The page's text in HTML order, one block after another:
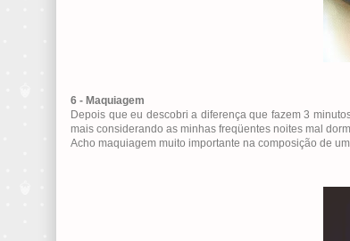
6 - Maquiagem
Depois que eu descobri a diferença que fazem 3
mais considerando as minhas freqüentes noites mal
Acho maquiagem muito importante na composição de